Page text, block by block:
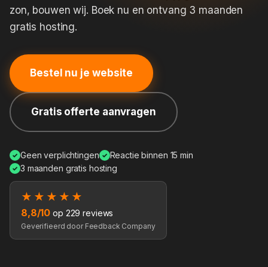
zon, bouwen wij. Boek nu en ontvang 3 maanden
gratis hosting.
Bestel nu je website
Gratis offerte aanvragen
✓ Geen verplichtingen ✓ Reactie binnen 15 min
✓ 3 maanden gratis hosting
★★★★★
8,8/10 op 229 reviews
Geverifieerd door Feedback Company